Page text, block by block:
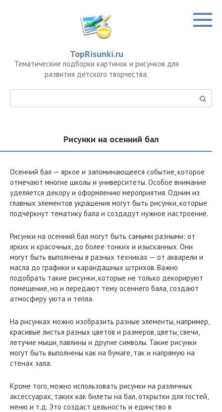
TopRisunki.ru
Тематические подборки картинок и рисунков для
развития детского творчества.
Рисунки на осенний бал
Осенний бал — яркое и запоминающееся событие, которое
отмечают многие школы и университеты. Особое внимание
уделяется декору и оформлению мероприятия. Одним из
главных элементов украшения могут быть рисунки, которые
подчеркнут тематику бала и создадут нужное настроение.
Рисунки на осенний бал могут быть самыми разными: от
ярких и красочных, до более тонких и изысканных. Они
могут быть выполнены в разных техниках — от акварели и
масла до графики и карандашных штрихов. Важно
подобрать такие рисунки, которые не только декорируют
помещение, но и передают тему осеннего бала, создают
атмосферу уюта и тепла.
На рисунках можно изобразить разные элементы, например,
красивые листья разных цветов и размеров, цветы, свечи,
летучие мыши, павлины и другие символы. Такие рисунки
могут быть выполнены как на бумаге, так и напрямую на
стенах зала.
Кроме того, можно использовать рисунки на различных
аксессуарах, таких как билеты на бал, открытки для гостей,
меню и т.д. Это создаст цельность и единство в